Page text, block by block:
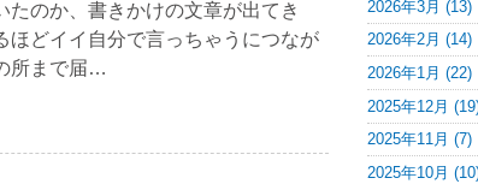
たのか、書きかけの文章が出てき
ほどイイ自分で言っちゃうにつなが
所まで届…
2026年3月 (13)
2026年2月 (14)
2026年1月 (22)
2025年12月
2025年11月 (7)
2025年10月